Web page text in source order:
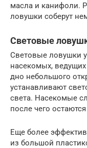
масла и канифоли.
ловушки соберут
Световые
Световые ловушки
насекомых,
дно небольшого
устанавливают
света. Насекомые
после чего
Еще более
из большой